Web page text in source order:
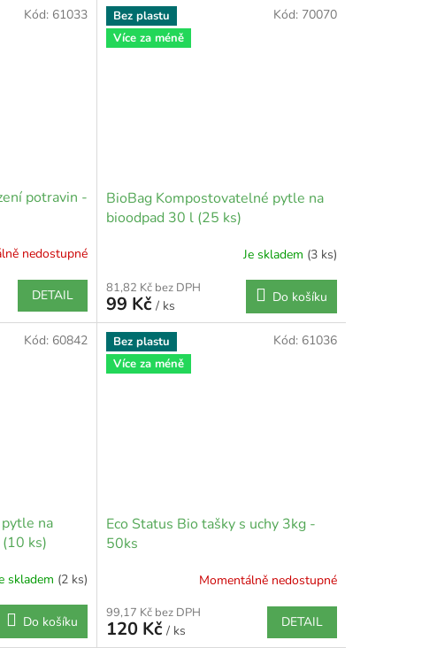
potravin -
nedostupné
DETAIL
Kód: 61033
Bez plastu
Více za méně
BioBag Kompostovatelné pytle na
bioodpad 30 l (25 ks)
Je skladem (3 ks)
81,82 Kč bez DPH
99 Kč / ks
Do košíku
Kód: 70070
na
ks)
skladem (2 ks)
Do košíku
Kód: 60842
Bez plastu
Více za méně
Eco Status Bio tašky s uchy 3kg -
50ks
Momentálně nedostupné
99,17 Kč bez DPH
120 Kč / ks
DETAIL
Kód: 61036